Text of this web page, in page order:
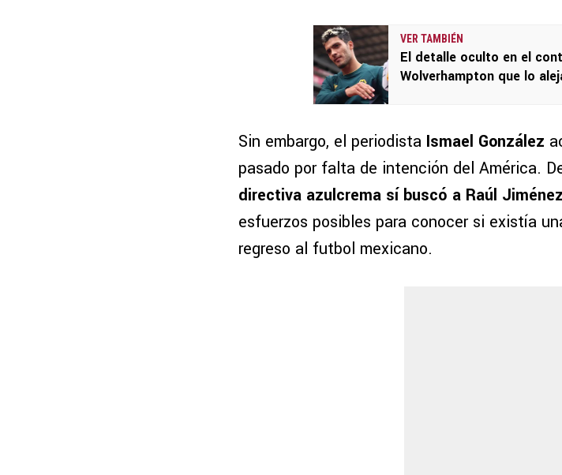
VER TAMBIÉN
El detalle oculto en el
Wolverhampton que lo
Sin embargo, el periodista Ismael González
pasado por falta de intención del América.
directiva azulcrema sí buscó a Raúl
esfuerzos posibles para conocer si existía
regreso al futbol mexicano.